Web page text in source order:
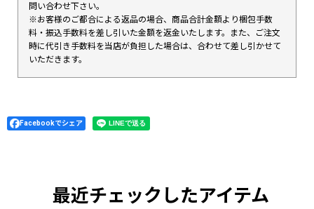
問い合わせ下さい。
※お客様のご都合による返品の場合、商品合計金額より梱包手数
料・振込手数料を差し引いた金額を返金いたします。また、ご注文
時に代引き手数料を当店が負担した場合は、合わせて差し引かせて
いただきます。
Facebookでシェア
最近チェックしたアイテム